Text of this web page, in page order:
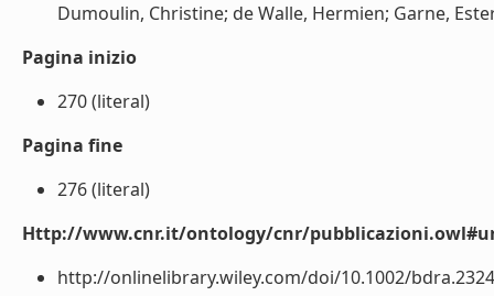
Dumoulin, Christine; de Walle, Hermien; Garne,
Pagina inizio
270 (literal)
Pagina fine
276 (literal)
Http://www.cnr.it/ontology/cnr/
http://onlinelibrary.wiley.com/doi/10.1002/